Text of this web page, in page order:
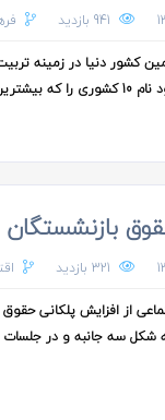
941 بازدید
کشور دنیا در زمینه
در یک حساب توییتری خود نام
بازنشستگان
321 بازدید
از افزایش پلکانی
سه جانبه و در جلسات